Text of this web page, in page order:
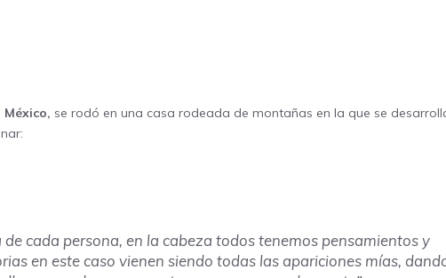
se rodó en una casa rodeada de montañas en la que se
cada persona, en la cabeza todos tenemos pensamientos y
en este caso vienen siendo todas las apariciones mías,